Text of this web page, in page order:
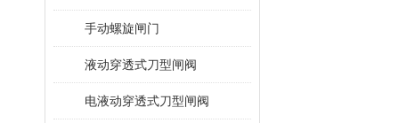
手动螺旋闸门
液动穿透式刀型闸阀
电液动穿透式刀型闸阀